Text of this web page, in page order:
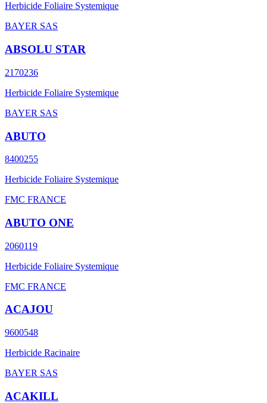
Herbicide Foliaire Systemique
BAYER SAS
ABSOLU STAR
2170236
Herbicide Foliaire Systemique
BAYER SAS
ABUTO
8400255
Herbicide Foliaire Systemique
FMC FRANCE
ABUTO ONE
2060119
Herbicide Foliaire Systemique
FMC FRANCE
ACAJOU
9600548
Herbicide Racinaire
BAYER SAS
ACAKILL